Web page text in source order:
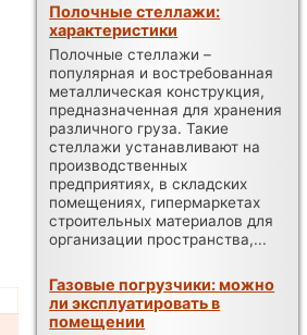
Полочные стеллажи:
характеристики
Полочные стеллажи –
популярная и востребованная
металлическая конструкция,
предназначенная для хранения
различного груза. Такие
стеллажи устанавливают на
производственных
предприятиях, в складских
помещениях, гипермаркетах
строительных материалов для
организации пространства,...
Газовые погрузчики: можно
ли эксплуатировать в
помещении